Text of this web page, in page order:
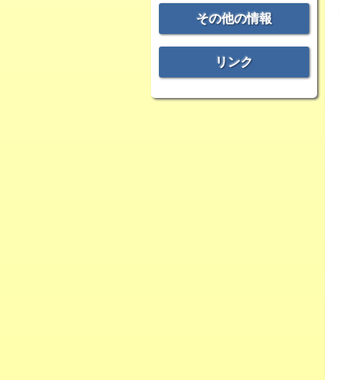
その他の情報
リンク